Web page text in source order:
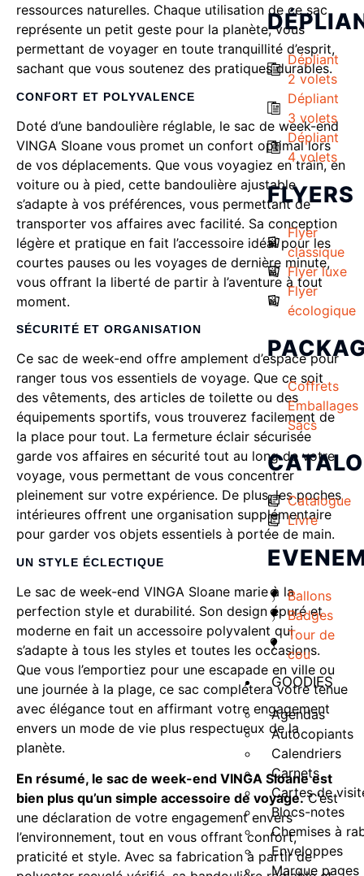
Dépliant
2 volets
Dépliant
3 volets
Dépliant
4 volets
FLYERS
Flyer
classique
Flyer luxe
Flyer
écologique
Coffrets
Emballages
Sacs
Catalogue
Livre
Ballons
Badges
Tour de
cou
GOODIES
Agendas
Autocopiants
Calendriers
Carnets
Cartes de
Blocs-notes
Chemises à
Enveloppes
Marque pages
ressources naturelles. Chaque utilisation de ce sac
représente un petit geste pour la planète, vous
permettant de voyager en toute tranquillité d’esprit,
sachant que vous soutenez des pratiques durables.
CONFORT ET POLYVALENCE
Doté d’une bandoulière réglable, le sac de week-end
VINGA Sloane vous promet un confort optimal lors
de vos déplacements. Que vous voyagiez en train, en
voiture ou à pied, cette bandoulière ajustable
s’adapte à vos préférences, vous permettant de
transporter vos affaires avec facilité. Sa conception
légère et pratique en fait l’accessoire idéal pour les
courtes pauses ou les voyages de dernière minute,
vous offrant la liberté de partir à l’aventure à tout
moment.
SÉCURITÉ ET ORGANISATION
Ce sac de week-end offre amplement d’espace pour
ranger tous vos essentiels de voyage. Que ce soit
des vêtements, des articles de toilette ou des
équipements sportifs, vous trouverez facilement de
la place pour tout. La fermeture éclair sécurisée
garde vos affaires en sécurité tout au long de votre
voyage, vous permettant de vous concentrer
pleinement sur votre expérience. De plus, les poches
intérieures offrent une organisation supplémentaire
pour garder vos objets essentiels à portée de main.
UN STYLE ÉCLECTIQUE
Le sac de week-end VINGA Sloane marie à la
perfection style et durabilité. Son design épuré et
moderne en fait un accessoire polyvalent qui
s’adapte à tous les styles et toutes les occasions.
Que vous l’emportiez pour une escapade en ville ou
une journée à la plage, ce sac complétera votre tenue
avec élégance tout en affirmant votre engagement
envers un mode de vie plus respectueux de la
planète.
En résumé, le sac de week-end VINGA Sloane est
bien plus qu’un simple accessoire de voyage.C’est
une déclaration de votre engagement envers
l’environnement, tout en vous offrant confort,
praticité et style. Avec sa fabrication à partir de